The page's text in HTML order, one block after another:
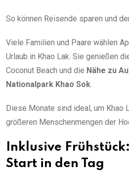
So können Reisende sparen und
Viele Familien und Paare wählen
Urlaub in Khao Lak. Sie genießen
Coconut Beach und die Nähe zu
Nationalpark Khao Sok
Diese Monate sind ideal, um Khao
größeren Menschenmengen der
Inklusive
Start in den Tag